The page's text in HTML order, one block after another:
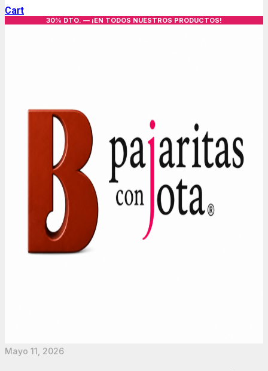
Cart
30% DTO. — ¡EN TODOS NUESTROS PRODUCTOS!
Mayo 11, 2026